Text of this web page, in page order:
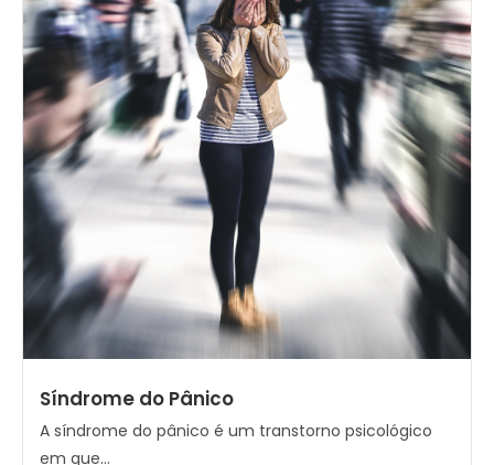
Síndrome do Pânico
A síndrome do pânico é um transtorno psicológico
em que...